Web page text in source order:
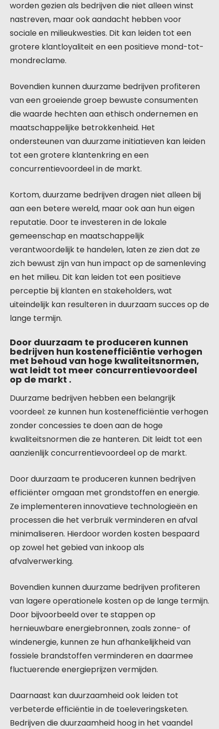
worden gezien als bedrijven die niet alleen winst
nastreven, maar ook aandacht hebben voor
sociale en milieukwesties. Dit kan leiden tot een
grotere klantloyaliteit en een positieve mond-tot-
mondreclame.
Bovendien kunnen duurzame bedrijven profiteren
van een groeiende groep bewuste consumenten
die waarde hechten aan ethisch ondernemen en
maatschappelijke betrokkenheid. Het
ondersteunen van duurzame initiatieven kan leiden
tot een grotere klantenkring en een
concurrentievoordeel in de markt.
Kortom, duurzame bedrijven dragen niet alleen bij
aan een betere wereld, maar ook aan hun eigen
reputatie. Door te investeren in de lokale
gemeenschap en maatschappelijk
verantwoordelijk te handelen, laten ze zien dat ze
zich bewust zijn van hun impact op de samenleving
en het milieu. Dit kan leiden tot een positieve
perceptie bij klanten en stakeholders, wat
uiteindelijk kan resulteren in duurzaam succes op de
lange termijn.
Door duurzaam te produceren kunnen
bedrijven hun kostenefficiëntie verhogen
met behoud van hoge kwaliteitsnormen,
wat leidt tot meer concurrentievoordeel
op de markt .
Duurzame bedrijven hebben een belangrijk
voordeel: ze kunnen hun kostenefficiëntie verhogen
zonder concessies te doen aan de hoge
kwaliteitsnormen die ze hanteren. Dit leidt tot een
aanzienlijk concurrentievoordeel op de markt.
Door duurzaam te produceren kunnen bedrijven
efficiënter omgaan met grondstoffen en energie.
Ze implementeren innovatieve technologieën en
processen die het verbruik verminderen en afval
minimaliseren. Hierdoor worden kosten bespaard
op zowel het gebied van inkoop als
afvalverwerking.
Bovendien kunnen duurzame bedrijven profiteren
van lagere operationele kosten op de lange termijn.
Door bijvoorbeeld over te stappen op
hernieuwbare energiebronnen, zoals zonne- of
windenergie, kunnen ze hun afhankelijkheid van
fossiele brandstoffen verminderen en daarmee
fluctuerende energieprijzen vermijden.
Daarnaast kan duurzaamheid ook leiden tot
verbeterde efficiëntie in de toeleveringsketen.
Bedrijven die duurzaamheid hoog in het vaandel